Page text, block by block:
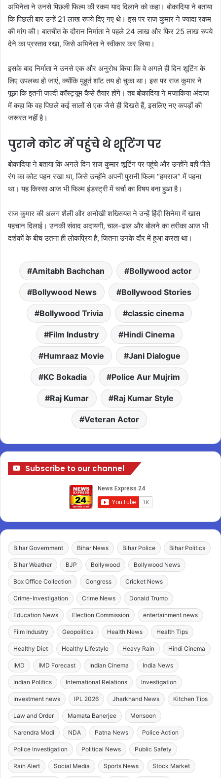
अभिनेता ने उनसे पिछली फिल्म की रकम याद दिलाने को कहा। बोकादिया ने बताया
कि पिछली बार उन्हें 21 लाख रुपये दिए गए थे। इस पर राज कुमार ने ज्यादा रकम
की मांग की। बातचीत के दौरान निर्माता ने पहले 24 लाख और फिर 25 लाख रुपये
देने का प्रस्ताव रखा, जिसे अभिनेता ने स्वीकार कर लिया।
इसके बाद निर्माता ने उनसे एक और अनुरोध किया कि वे अगले ही दिन शूटिंग के
लिए उपलब्ध हो जाएं, क्योंकि मुहूर्त शॉट तय हो चुका था। इस पर राज कुमार ने
पूछा कि इतनी जल्दी कॉस्ट्यूम कैसे तैयार होंगे। तब बोकादिया ने मजाकिया अंदाज
में कहा कि वह पिछले कई सालों से एक जैसे ही दिखते हैं, इसलिए नए कपड़ों की
जरूरत नहीं है।
पुराने कोट में पहुंचे थे शूटिंग पर
बोकादिया ने बताया कि अगले दिन राज कुमार शूटिंग पर पहुंचे और उन्होंने वही पीले
रंग का कोट पहन रखा था, जिसे उन्होंने अपनी पुरानी फिल्म “हमराज” में पहना
था। यह किस्सा आज भी फिल्म इंडस्ट्री में चर्चा का विषय बना हुआ है।
राज कुमार की अलग शैली और अनोखी शख्सियत ने उन्हें हिंदी सिनेमा में खास
पहचान दिलाई। उनकी संवाद अदायगी, चाल-ढाल और बोलने का तरीका आज भी
दर्शकों के बीच उतना ही लोकप्रिय है, जितना उनके दौर में हुआ करता था।
Amitabh Bachchan Bollywood actor
Bollywood News Bollywood Stories
Bollywood Trivia classic cinema
Film Industry Hindi Cinema
Humraaz Movie Jani Dialogue
KC Bokadia Police Aur Mujrim
Raj Kumar Raj Kumar Style
Veteran Actor
Subscribe to our channel
Bihar Government Bihar News Bihar Police Bihar Politics
Bihar Weather BJP Bollywood Bollywood News
Box Office Collection Congress Cricket News
Crime-Investigation Crime News Donald Trump
Education News Election Commission entertainment news
Film Industry Geopolitics Health News Health Tips
Healthy Diet Healthy Lifestyle Heavy Rain Hindi Cinema
IMD IMD Forecast Indian Cinema India News
Indian Politics International Relations Investigation
Investment news IPL 2026 Jharkhand News Kitchen Tips
Law and Order Mamata Banerjee Monsoon
Narendra Modi NDA Patna News Police Action
Police Investigation Political News Public Safety
Rain Alert Social Media Sports News Stock Market